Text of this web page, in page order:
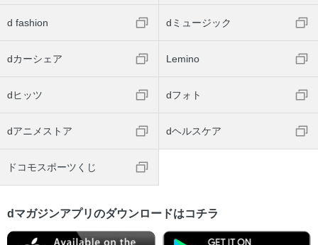
d fashion dミュージック
dカーシェア Lemino
dヒッツ dフォト
dアニメストア dヘルスケア
ドコモスポーツくじ
dマガジンアプリのダウンロードはコチラ